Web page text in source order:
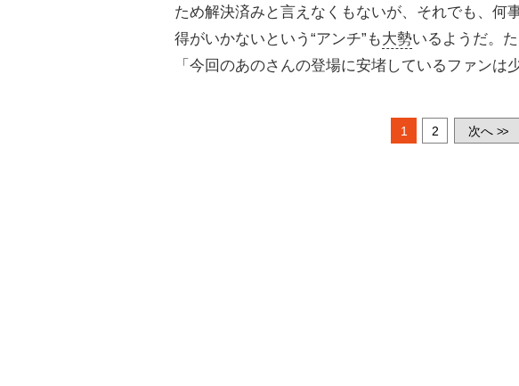
ため解決済みと言えなくもないが、それでも、何
得がいかないという“アンチ”も大勢いるようだ。
「今回のあのさんの登場に安堵しているファンは
1 2 次へ >>